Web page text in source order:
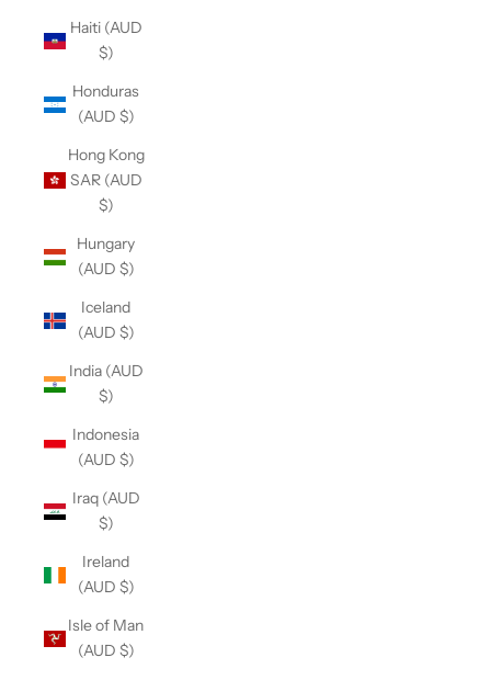
Haiti (AUD
$)
Honduras
(AUD $)
Hong Kong
SAR (AUD
$)
Hungary
(AUD $)
Iceland
(AUD $)
India (AUD
$)
Indonesia
(AUD $)
Iraq (AUD
$)
Ireland
(AUD $)
Isle of Man
(AUD $)